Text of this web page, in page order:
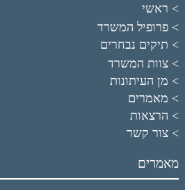
ראשי
פרופיל המשרד
תיקים נבחרים
צוות המשרד
מן העיתונות
מאמרים
הרצאות
צור קשר
מאמרים